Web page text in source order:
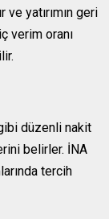
yatırımın geri
verim oranı
düzenli nakit
belirler. İNA
tercih